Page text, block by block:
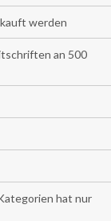
werden
an 500
hat nur